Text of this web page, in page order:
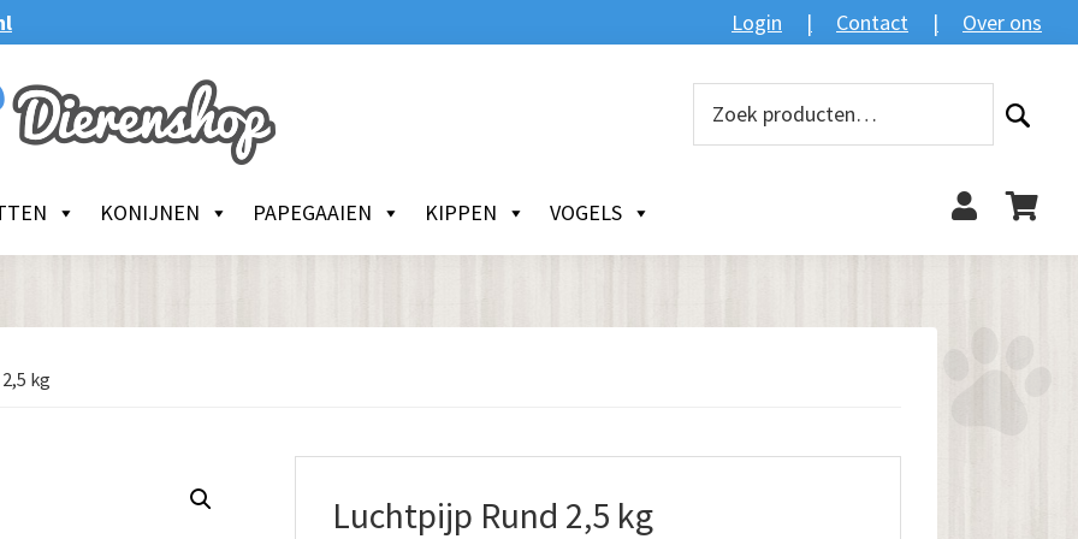
Login Contact Over ons
KONIJNEN PAPEGAAIEN KIPPEN VOGELS
Zoeken
kg
Luchtpijp Rund 2,5 kg